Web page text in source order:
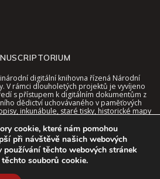
digitální knihovna řízená Národní
V rámci dlouholetých projektů je vyvíjeno
s přístupem k digitálním dokumentům z
dědictví uchovávaného v paměťových
inkunábule, staré tisky, historické mapy
dostupné v jednotném rozhraní digitální
nástroji a kontextem virtuálního
prostředí.
cookie, které nám pomohou
při návštěvě našich webových
používání těchto webových stránek
souborů cookie.